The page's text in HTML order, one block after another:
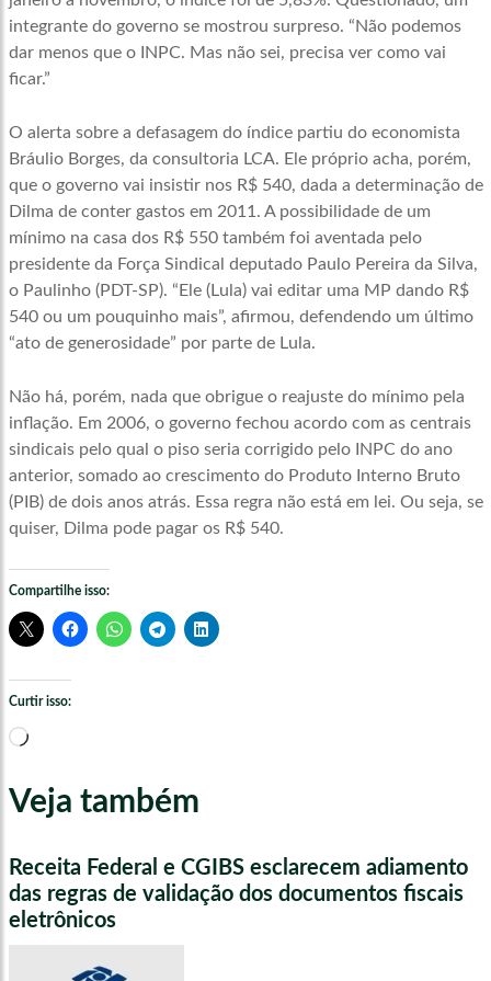
integrante do governo se mostrou surpreso. “Não podemos
dar menos que o INPC. Mas não sei, precisa ver como vai
ficar.”
O alerta sobre a defasagem do índice partiu do economista
Bráulio Borges, da consultoria LCA. Ele próprio acha, porém,
que o governo vai insistir nos R$ 540, dada a determinação de
Dilma de conter gastos em 2011. A possibilidade de um
mínimo na casa dos R$ 550 também foi aventada pelo
presidente da Força Sindical deputado Paulo Pereira da Silva,
o Paulinho (PDT-SP). “Ele (Lula) vai editar uma MP dando R$
540 ou um pouquinho mais”, afirmou, defendendo um último
“ato de generosidade” por parte de Lula.
Não há, porém, nada que obrigue o reajuste do mínimo pela
inflação. Em 2006, o governo fechou acordo com as centrais
sindicais pelo qual o piso seria corrigido pelo INPC do ano
anterior, somado ao crescimento do Produto Interno Bruto
(PIB) de dois anos atrás. Essa regra não está em lei. Ou seja, se
quiser, Dilma pode pagar os R$ 540.
Compartilhe isso:
Curtir isso:
Carregando...
Veja também
Receita Federal e CGIBS esclarecem adiamento
das regras de validação dos documentos fiscais
eletrônicos